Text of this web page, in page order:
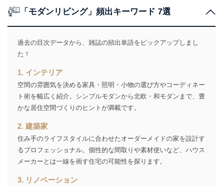
等をご利用の方の
サービス、キャンペーン等の広告
の個人情報
当社のサービス利用状況の把握お
よびその分析のため
お問い合わせ対応、トラブル対
ー等にて公表する利用目的達成の
ため
※上記の利用目的のうちNo.1～5については保有個人デ
開示等のご請求に対応させていただきます。
なお、6、7については、パートナー（提携企業）様又は
各SNS運営会社様にご請求いただきますようお願い致し
ます。
「モダンリビング」頻出キーワード 7選
過去の目次データから、雑誌の頻出単語をピックアップしまし
た！
1. インテリア
空間の雰囲気を決める家具・照明・小物の選び方やコーディネー
ト術を幅広く紹介。シンプルモダンから北欧・和モダンまで、豊
かな居住空間づくりのヒントが満載です。
2. 建築家
住み手のライフスタイルに合わせたオーダーメイドの家を設計す
るプロフェッショナル。個性的な間取りや素材使いなど、ハウス
メーカーとは一線を画す住宅の可能性を探ります。
3. リノベーション